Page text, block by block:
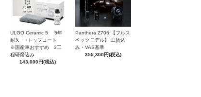
ULGO Ceramic 5 5年
耐久 +トップコート
※国産車おすすめ 3工
程研磨込み
143,000円(税込)
Panthera Z706 【フルス
ペックモデル】 工賃込
み・VAS基準
355,300円(税込)